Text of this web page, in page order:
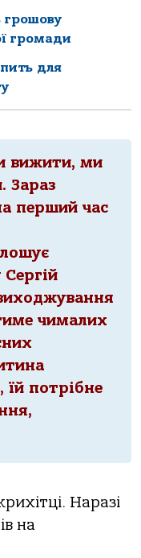
грошову
громади
для
вижити, ми
Зараз
перший час
чималих
їй потрібне
Наразі
на